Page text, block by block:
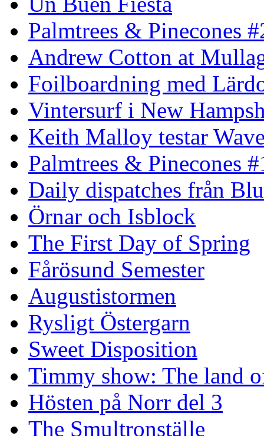
Palmtrees & Pinecones
Andrew Cotton at
Foilboardning med
Vintersurf i New
Keith Malloy testar
Palmtrees & Pinecones
Daily dispatches från
Örnar och Isblock
The First Day of Spring
Fårösund Semester
Augustistormen
Rysligt Östergarn
Sweet Disposition
Timmy show: The land
Hösten på Norr del 3
The Smultronställe